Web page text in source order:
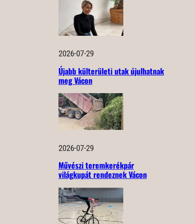
2026-07-29
Újabb külterületi utak újulhatnak
meg Vácon
2026-07-29
Művészi teremkerékpár
világkupát rendeznek Vácon